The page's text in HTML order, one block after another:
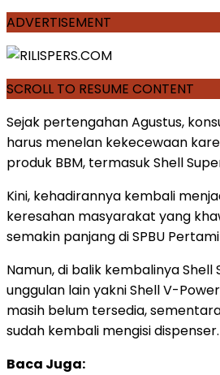
ADVERTISEMENT
SCROLL TO RESUME CONTENT
Sejak pertengahan Agustus,
harus menelan kekecewaan
produk BBM, termasuk Shell
Kini, kehadirannya kembali
keresahan masyarakat yang
semakin panjang di SPBU
Namun, di balik kembalinya Shell
unggulan lain yakni Shell V-
masih belum tersedia,
sudah kembali mengisi dispenser.
Baca Juga: